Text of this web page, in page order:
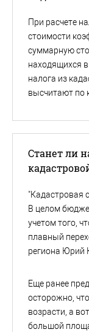
При расчете
стоимости
суммарную
находящихся
налога из
высчитают по
Станет ли
"Кадастровая
В целом
учетом того,
плавный
региона Юрий
Еще ранее
осторожно,
возрасти, а
большой